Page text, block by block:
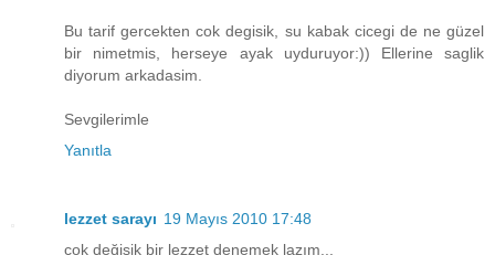
Bu tarif gercekten cok degisik, su kabak cicegi de ne güzel
bir nimetmis, herseye ayak uyduruyor:)) Ellerine saglik
diyorum arkadasim.
Sevgilerimle
Yanıtla
lezzet sarayı 19 Mayıs 2010 17:48
çok değişik bir lezzet denemek lazım...